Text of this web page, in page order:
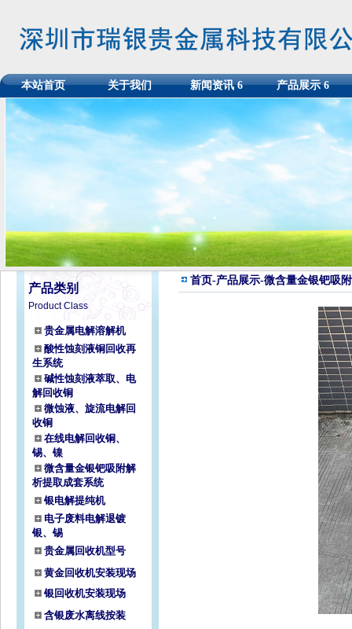
本站首页 关于我们 新闻资讯6 产品展示6
产品类别
Product Class
贵金属电解溶解机
酸性蚀刻液铜回收再
生系统
碱性蚀刻液萃取、电
解回收铜
微蚀液、旋流电解回
收铜
在线电解回收铜、
锡、镍
微含量金银钯吸附解
析提取成套系统
银电解提纯机
电子废料电解退镀
银、锡
贵金属回收机型号
黄金回收机安装现场
银回收机安装现场
含银废水离线按装
首页-产品展示-微含量金银钯吸